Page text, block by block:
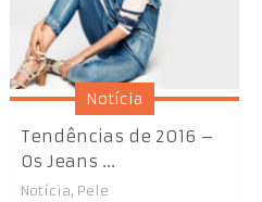
Notícia
Tendências de 2016 –
Os Jeans ...
Notícia, Pele